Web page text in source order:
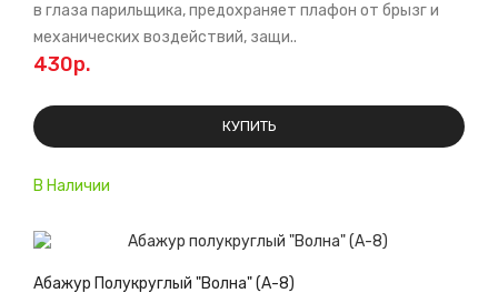
В Наличии
в глаза парильщика, предохраняет плафон от брызг и
механических воздействий, защи..
430р.
КУПИТЬ
Абажур Полукруглый "Волна" (А-8)